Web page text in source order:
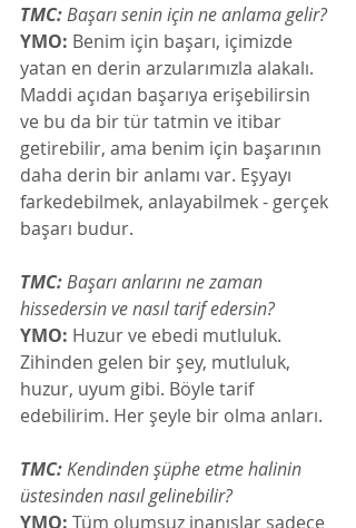
TMC: Başarı senin için ne anlama gelir?
YMO: Benim için başarı, içimizde
yatan en derin arzularımızla alakalı.
Maddi açıdan başarıya erişebilirsin
ve bu da bir tür tatmin ve itibar
getirebilir, ama benim için başarının
daha derin bir anlamı var. Eşyayı
farkedebilmek, anlayabilmek - gerçek
başarı budur.
TMC: Başarı anlarını ne zaman
hissedersin ve nasıl tarif edersin?
YMO: Huzur ve ebedi mutluluk.
Zihinden gelen bir şey, mutluluk,
huzur, uyum gibi. Böyle tarif
edebilirim. Her şeyle bir olma anları.
TMC: Kendinden şüphe etme halinin
üstesinden nasıl gelinebilir?
YMO: Tüm olumsuz inanışlar sadece